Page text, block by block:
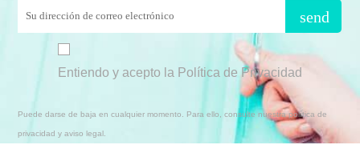
send
Entiendo y acepto la Política de Privacidad
Puede darse de baja en cualquier momento. Para ello, consulte nuestra política de
privacidad y aviso legal.